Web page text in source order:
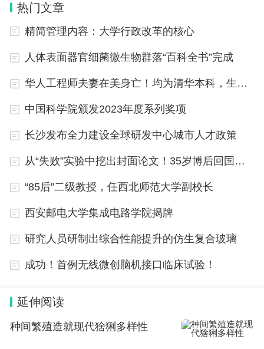
热门文章
精简管理内容：大学行政改革的核心
人体表面器官细菌微生物群落“百科全书”完成
华人工程师夫妻在美身亡！均为清华本科，生前就职于谷歌
中国科学院颁发2023年度系列奖项
长沙发布全力建设全球研发中心城市人才政策
从“失败”实验中挖出封面论文！35岁博后回国即任“985”教授
“85后”二级教授，任西北师范大学副校长
西安邮电大学集成电路学院揭牌
研究人员研制出综合性能提升的仿生复合玻璃
成功！首例无线微创脑机接口临床试验！
延伸阅读
种间繁殖造就现代猞猁多样性